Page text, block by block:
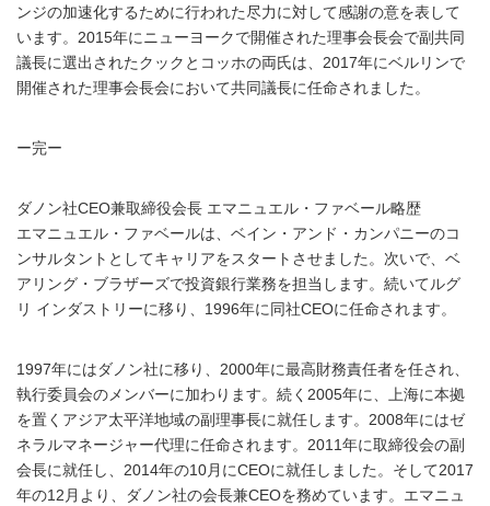
ンジの加速化するために行われた尽力に対して感謝の意を表して
います。2015年にニューヨークで開催された理事会長会で副共同
議長に選出されたクックとコッホの両氏は、2017年にベルリンで
開催された理事会長会において共同議長に任命されました。
ー完ー
ダノン社CEO兼取締役会長 エマニュエル・ファベール略歴
エマニュエル・ファベールは、ベイン・アンド・カンパニーのコ
ンサルタントとしてキャリアをスタートさせました。次いで、ベ
アリング・ブラザーズで投資銀行業務を担当します。続いてルグ
リ インダストリーに移り、1996年に同社CEOに任命されます。
1997年にはダノン社に移り、2000年に最高財務責任者を任され、
執行委員会のメンバーに加わります。続く2005年に、上海に本拠
を置くアジア太平洋地域の副理事長に就任します。2008年にはゼ
ネラルマネージャー代理に任命されます。2011年に取締役会の副
会長に就任し、2014年の10月にCEOに就任しました。そして2017
年の12月より、ダノン社の会長兼CEOを務めています。エマニュ